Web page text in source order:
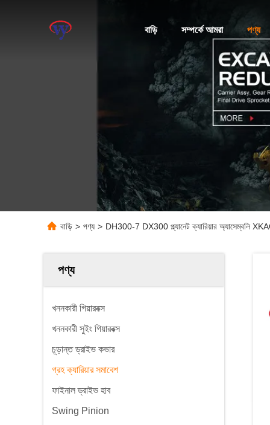
বাড়ি সম্পর্কে আমরা পণ্য
বাড়ি > পণ্য > DH300-7 DX300 প্ল্যানেট ক্যারিয়ার
পণ্য
খননকারী গিয়ারবক্স
খননকারী সুইং গিয়ারবক্স
চূড়ান্ত ড্রাইভ কভার
গ্রহ ক্যারিয়ার সমাবেশ
ফাইনাল ড্রাইভ হাব
Swing Pinion